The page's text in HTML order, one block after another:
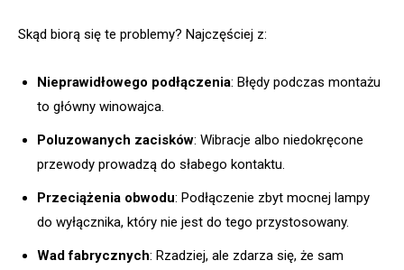
Skąd biorą się te problemy? Najczęściej z:
Nieprawidłowego podłączenia: Błędy podczas montażu
to główny winowajca.
Poluzowanych zacisków: Wibracje albo niedokręcone
przewody prowadzą do słabego kontaktu.
Przeciążenia obwodu: Podłączenie zbyt mocnej lampy
do wyłącznika, który nie jest do tego przystosowany.
Wad fabrycznych: Rzadziej, ale zdarza się, że sam